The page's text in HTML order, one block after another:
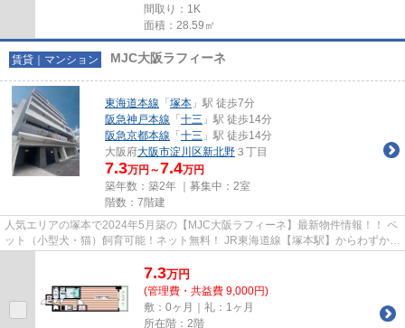
間取り：1K
面積：28.59㎡
賃貸｜マンション MJC大阪ラフィーネ
東海道本線 「 塚本 」駅 徒歩7分
阪急神戸本線 「 十三 」駅 徒歩14分
阪急京都本線 「 十三 」駅 徒歩14分
大阪府大阪市淀川区新北野 ３丁目
7.3万円～7.4万円
築年数：築2年 ｜募集中： 2室
階数：7階建
人気エリアの塚本で2024年5月築の【MJC大阪ラフィーネ】最新物件情報！！ ペ
ット（小型犬・猫）飼育可能！ネット無料！ JR東海道線【塚本駅】からわずか徒
7.3万円
(管理費・共益費 9,000円)
敷：0ヶ月｜礼：1ヶ月
所在階：2階